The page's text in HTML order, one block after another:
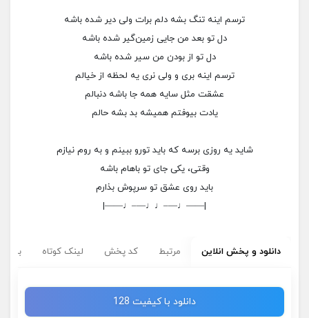
ترسم اینه تنگ بشه دلم برات ولی دیر شده باشه
دل تو بعد من جایی زمین‌گیر شده باشه
دل تو از بودن من سیر شده باشه
ترسم اینه بری و ولی نری یه لحظه از خیالم
عشقت مثل سایه همه جا باشه دنبالم
یادت بیوفتم همیشه بد بشه حالم
شاید یه روزی برسه که باید تورو ببینم و به روم نیازم
وقتی، یکی جای تو باهام باشه
باید روی عشق تو سرپوش بذارم
|——♩—–♩♩—–♩——|
دانلود و پخش انلاین مرتبط کد پخش لینک کوتاه
دانلود با کیفیت 128